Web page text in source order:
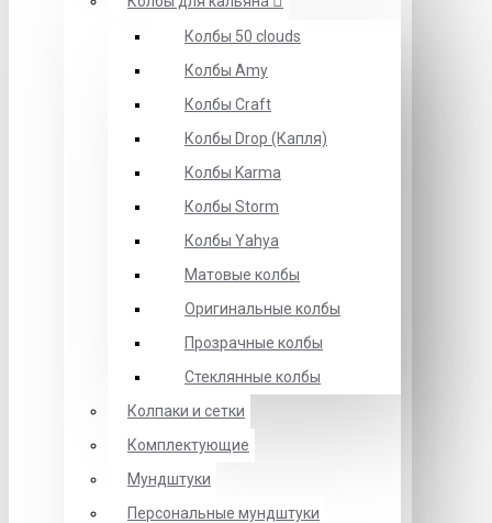
Колбы 50 clouds
Колбы Amy
Колбы Craft
Колбы Drop (Капля)
Колбы Karma
Колбы Storm
Колбы Yahya
Матовые колбы
Оригинальные колбы
Прозрачные колбы
Стеклянные колбы
Колпаки и сетки
Комплектующие
Мундштуки
Персональные мундштуки